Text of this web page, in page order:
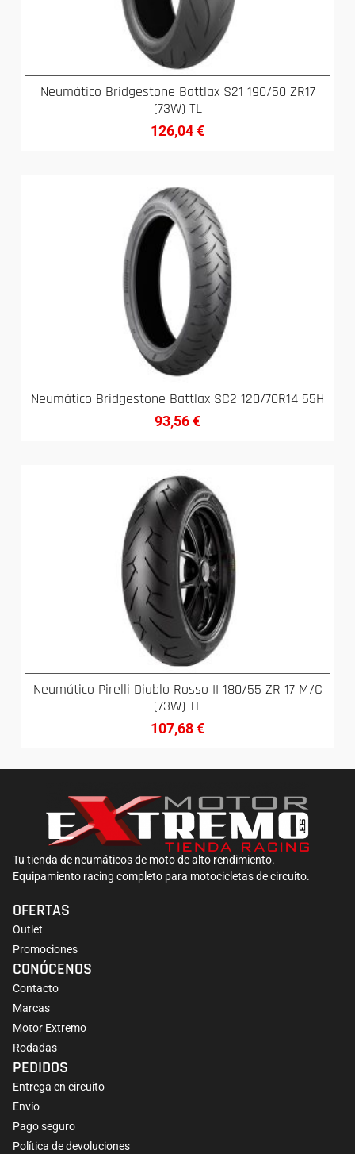
Neumático Bridgestone Battlax S21 190/50 ZR17
(73W) TL
126,04€
Neumático Bridgestone Battlax SC2 120/70R14 55H
93,56€
Neumático Pirelli Diablo Rosso II 180/55 ZR 17 M/C
(73W) TL
107,68€
Tu tienda de neumáticos de moto de alto rendimiento.
Equipamiento racing completo para motocicletas de circuito.
OFERTAS
Outlet
Promociones
CONÓCENOS
Contacto
Marcas
Motor Extremo
Rodadas
PEDIDOS
Entrega en circuito
Envío
Pago seguro
Política de devoluciones